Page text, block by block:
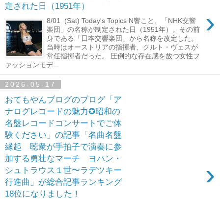
定された日（1951年）
›
8/01 (Sat) Today's Topics N響こと、「NHK交響
楽団」の名称が制定された日（1951年）。その前
身である「日本交響楽団」から名称を改定した。
当時はオーストリアの指揮者、クルト・ヴェスが
常任指揮者だった。 圧倒的な存在感を放つ女性フ
ァッションモデ...
2026-05-17
おてもやんブログのブログ「ア
ナログレコードの魅力✪昭和の
名盤レコードコンサートでご体
験ください」の記事「名曲名盤
縁起 聴衆が手拍子で演奏に参
加する勇壮なマーチ ヨハン・
シュトラウス１世〜ラデツキー
行進曲」が総合記事ランキング
18位になりました！
›